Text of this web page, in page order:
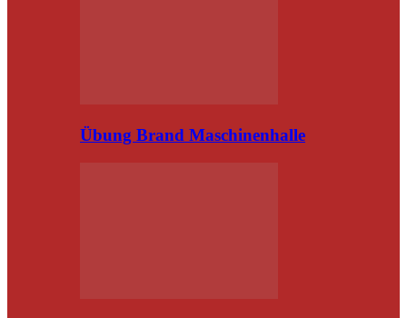
Übung Brand Maschinenhalle